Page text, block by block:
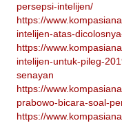
persepsi-intelijen/
https://
intelijen-atas-
https://
intelijen-untuk-pileg-
senayan
https://
prabowo-bicara-soal-
https://